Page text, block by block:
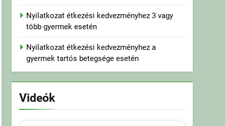
Nyilatkozat étkezési kedvezményhez 3 vagy
több gyermek esetén
Nyilatkozat étkezési kedvezményhez a
gyermek tartós betegsége esetén
Videók